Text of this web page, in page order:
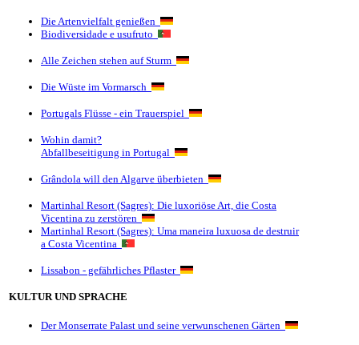
Die Artenvielfalt genießen
Biodiversidade e usufruto
Alle Zeichen stehen auf Sturm
Die Wüste im Vormarsch
Portugals Flüsse - ein Trauerspiel
Wohin damit?
Abfallbeseitigung in Portugal
Grândola will den Algarve überbieten
Martinhal Resort (Sagres): Die luxoriöse Art, die Costa
Vicentina zu zerstören
Martinhal Resort (Sagres): Uma maneira luxuosa de destruir
a Costa Vicentina
Lissabon - gefährliches Pflaster
KULTUR UND SPRACHE
Der Monserrate Palast und seine verwunschenen Gärten